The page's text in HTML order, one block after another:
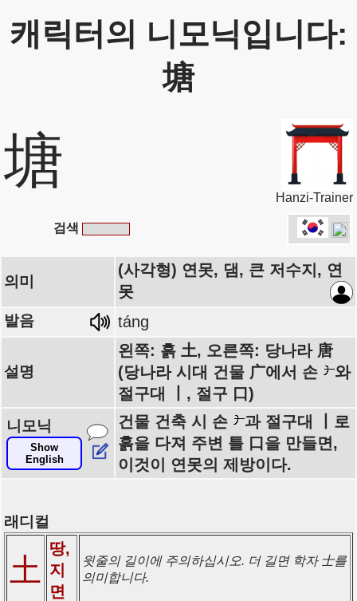
캐릭터의 니모닉입니다:
塘
塘
Hanzi-Trainer
검색
의미
(사각형) 연못, 댐, 큰 저수지, 연
못
발음 táng
설명
왼쪽: 흙 土, 오른쪽: 당나라 唐
(당나라 시대 건물 广에서 손
와
절구대 丨, 절구 口)
니모닉
Show
English
건물 건축 시 손
과 절구대 丨로
흙을 다져 주변 틀 口을 만들면,
이것이 연못의 제방이다.
래디컬
土
땅,
지
면
윗줄의 길이에 주의하십시오. 더 길면 학자 士를
의미합니다.